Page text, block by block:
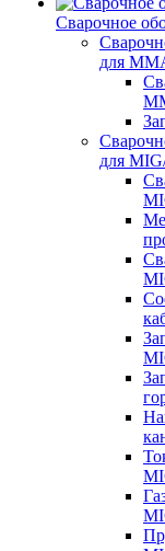
Сварочное
для
для